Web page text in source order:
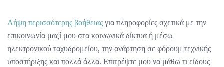
Λήψη περισσότερης βοήθειας για πληροφορίες σχετικά με την
επικοινωνία μαζί μου στα κοινωνικά δίκτυα ή μέσω
ηλεκτρονικού ταχυδρομείου, την ανάρτηση σε φόρουμ τεχνικής
υποστήριξης και πολλά άλλα. Επιτρέψτε μου να μάθω τι είδους